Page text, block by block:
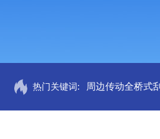
热门关键词: 周边传动全桥式